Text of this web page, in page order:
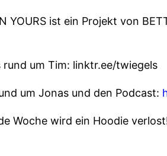
YOURS ist ein Projekt von
um Tim: linktr.ee/twiegels
um Jonas und den Podcast:
Woche wird ein Hoodie